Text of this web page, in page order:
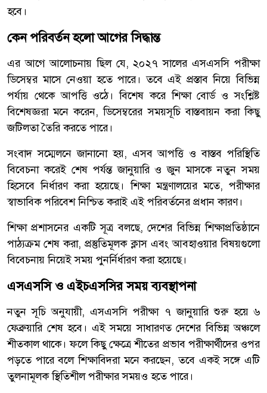
হবে।
কেন পরিবর্তন হলো আগের সিদ্ধান্ত
এর আগে আলোচনায় ছিল যে, ২০২৭ সালের এসএসসি পরীক্ষা
ডিসেম্বর মাসে নেওয়া হতে পারে। তবে এই প্রস্তাব নিয়ে বিভিন্ন
পর্যায় থেকে আপত্তি ওঠে। বিশেষ করে শিক্ষা বোর্ড ও সংশ্লিষ্ট
বিশেষজ্ঞরা মনে করেন, ডিসেম্বরের সময়সূচি বাস্তবায়ন করা কিছু
জটিলতা তৈরি করতে পারে।
সংবাদ সম্মেলনে জানানো হয়, এসব আপত্তি ও বাস্তব পরিস্থিতি
বিবেচনা করেই শেষ পর্যন্ত জানুয়ারি ও জুন মাসকে নতুন সময়
হিসেবে নির্ধারণ করা হয়েছে। শিক্ষা মন্ত্রণালয়ের মতে, পরীক্ষার
স্বাভাবিক পরিবেশ নিশ্চিত করাই এই পরিবর্তনের প্রধান কারণ।
শিক্ষা প্রশাসনের একটি সূত্র বলছে, দেশের বিভিন্ন শিক্ষাপ্রতিষ্ঠানে
পাঠ্যক্রম শেষ করা, প্রস্তুতিমূলক ক্লাস এবং আবহাওয়ার বিষয়গুলো
বিবেচনায় নিয়েই সময় পুনর্নির্ধারণ করা হয়েছে।
এসএসসি ও এইচএসসির সময় ব্যবস্থাপনা
নতুন সূচি অনুযায়ী, এসএসসি পরীক্ষা ৭ জানুয়ারি শুরু হয়ে ৬
ফেব্রুয়ারি শেষ হবে। এই সময়ে সাধারণত দেশের বিভিন্ন অঞ্চলে
শীতকাল থাকে। ফলে কিছু ক্ষেত্রে শীতের প্রভাব পরীক্ষার্থীদের ওপর
পড়তে পারে বলে শিক্ষাবিদরা মনে করছেন, তবে একই সঙ্গে এটি
তুলনামূলক স্থিতিশীল পরীক্ষার সময়ও হতে পারে।